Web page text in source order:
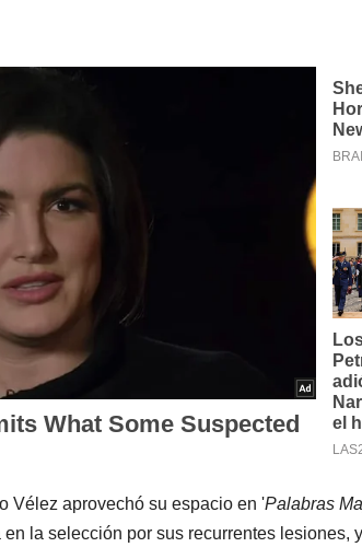
Vélez aprovechó su espacio en 'Palabras
la selección por sus recurrentes lesiones,